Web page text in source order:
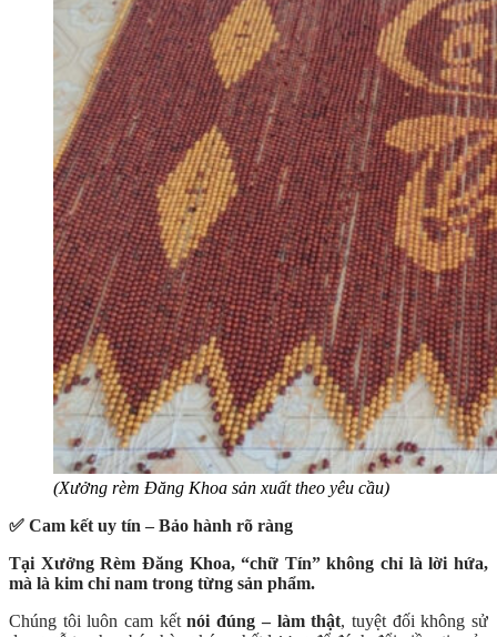
(Xưởng rèm Đăng Khoa sản xuất theo yêu cầu)
✅ Cam kết uy tín – Bảo hành rõ ràng
Tại Xưởng Rèm Đăng Khoa, “chữ Tín” không chỉ là lời hứa,
mà là kim chỉ nam trong từng sản phẩm.
Chúng tôi luôn cam kếtnói đúng – làm thật, tuyệt đối không sử